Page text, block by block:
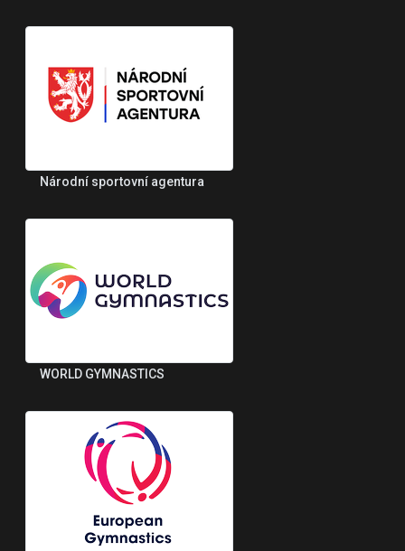
Národní sportovní agentura
WORLD GYMNASTICS